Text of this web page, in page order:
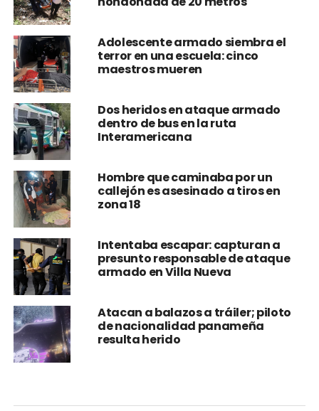
Adolescente armado siembra el
terror en una escuela: cinco
maestros mueren
Dos heridos en ataque armado
dentro de bus en la ruta
Interamericana
Hombre que caminaba por un
callejón es asesinado a tiros en
zona 18
Intentaba escapar: capturan a
presunto responsable de ataque
armado en Villa Nueva
Atacan a balazos a tráiler; piloto
de nacionalidad panameña
resulta herido